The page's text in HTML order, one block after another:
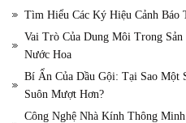
Tìm Hiểu Các Ký Hiệu Cảnh Báo
Vai Trò Của Dung Môi Trong
Nước Hoa
Bí Ẩn Của Dầu Gội: Tại Sao Một
Suôn Mượt Hơn?
Công Nghệ Nhà Kính Thông